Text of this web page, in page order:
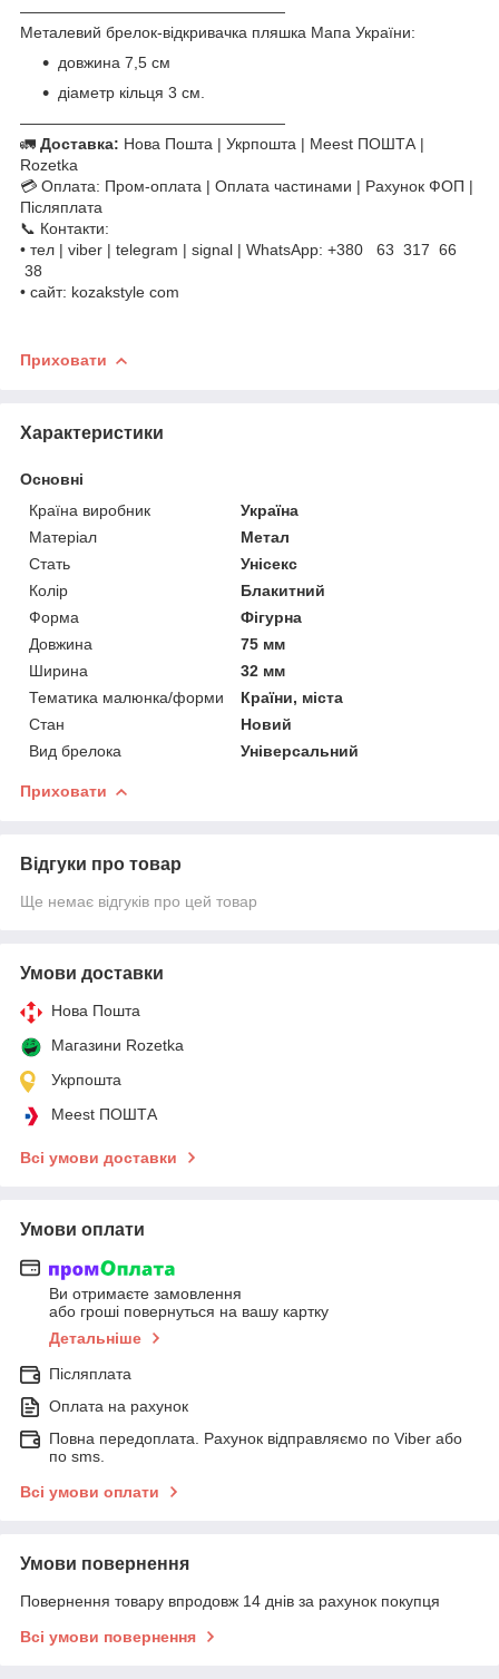
—————————————————
Металевий брелок-відкривачка пляшка Мапа України:
довжина 7,5 см
діаметр кільця 3 см.
—————————————————
🚛 Доставка: Нова Пошта | Укрпошта | Meest ПОШТА |
Rozetka
💳 Оплата: Пром-оплата | Оплата частинами | Рахунок ФОП |
Післяплата
📞 Контакти:
• тел | viber | telegram | signal | WhatsApp: +380 63 317 66
38
• сайт: kozakstyle com
Приховати
Характеристики
Основні
Країна виробник
Україна
Матеріал
Метал
Стать
Унісекс
Колір
Блакитний
Форма
Фігурна
Довжина
75 мм
Ширина
32 мм
Тематика малюнка/форми
Країни, міста
Стан
Новий
Вид брелока
Універсальний
Приховати
Відгуки про товар
Ще немає відгуків про цей товар
Умови доставки
Нова Пошта
Магазини Rozetka
Укрпошта
Meest ПОШТА
Всі умови доставки
Умови оплати
Ви отримаєте замовлення
або гроші повернуться на вашу картку
Детальніше
Післяплата
Оплата на рахунок
Повна передоплата. Рахунок відправляємо по Viber або
по sms.
Всі умови оплати
Умови повернення
Повернення товару впродовж 14 днів за рахунок покупця
Всі умови повернення